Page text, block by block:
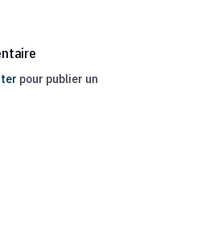
pour publier un